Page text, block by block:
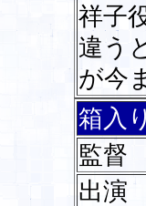
祥子
違う
が今
箱入
監
出